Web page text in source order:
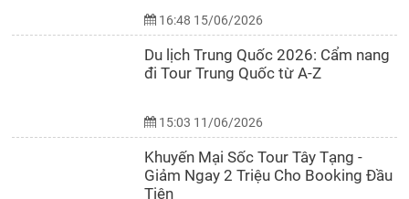
16:48 15/06/2026
Du lịch Trung Quốc 2026: Cẩm nang
đi Tour Trung Quốc từ A-Z
15:03 11/06/2026
Khuyến Mại Sốc Tour Tây Tạng -
Giảm Ngay 2 Triệu Cho Booking Đầu
Tiên